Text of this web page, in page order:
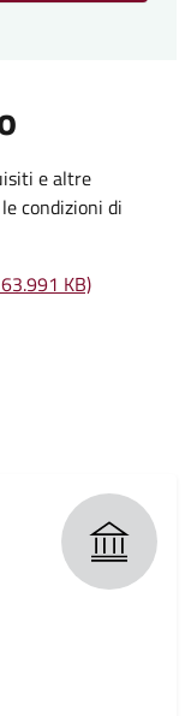
e altre
condizioni di
KB)